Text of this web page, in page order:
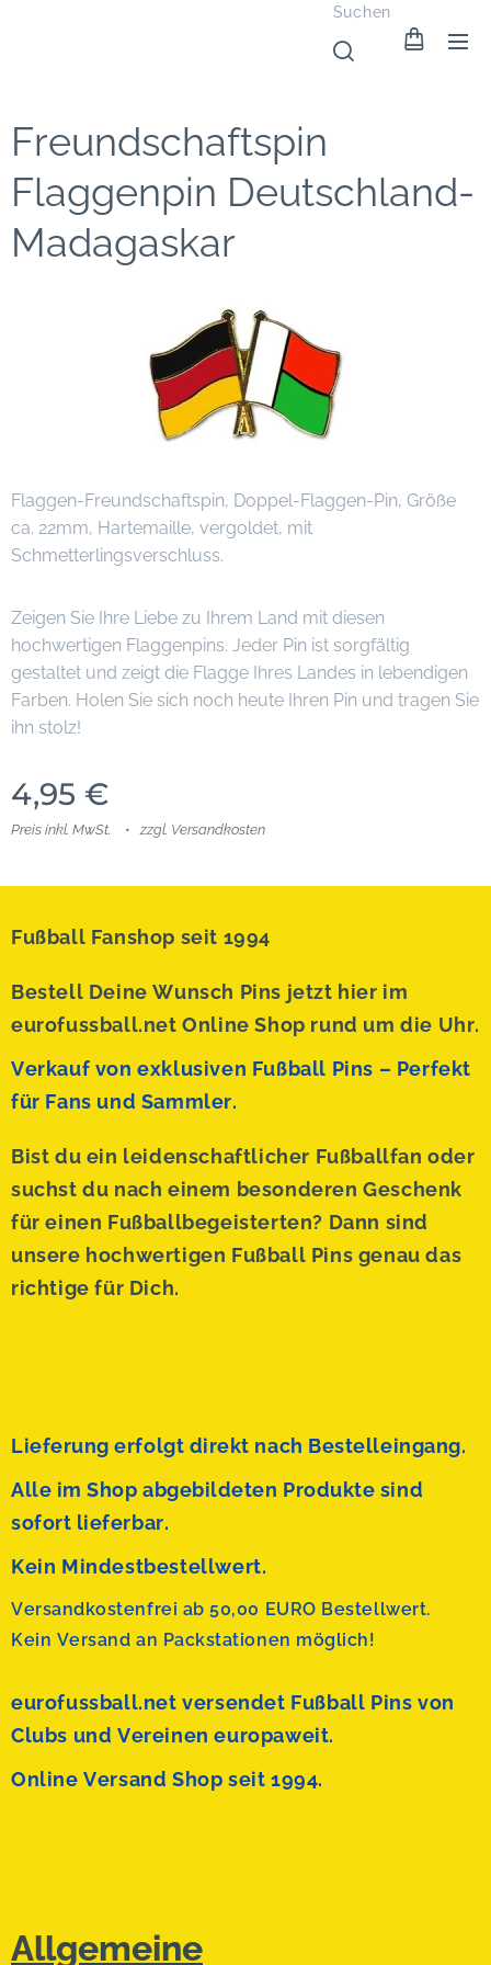
Suchen
Freundschaftspin
Flaggenpin Deutschland-
Madagaskar
Flaggen-Freundschaftspin, Doppel-Flaggen-Pin, Größe
ca. 22mm, Hartemaille, vergoldet, mit
Schmetterlingsverschluss.
Zeigen Sie Ihre Liebe zu Ihrem Land mit diesen
hochwertigen Flaggenpins. Jeder Pin ist sorgfältig
gestaltet und zeigt die Flagge Ihres Landes in lebendigen
Farben. Holen Sie sich noch heute Ihren Pin und tragen Sie
ihn stolz!
4,95 €
Preis inkl. MwSt. zzgl. Versandkosten
Fußball Fanshop seit 1994
Bestell Deine Wunsch Pins jetzt hier im
eurofussball.net Online Shop rund um die Uhr.
Verkauf von exklusiven Fußball Pins – Perfekt
für Fans und Sammler.
Bist du ein leidenschaftlicher Fußballfan oder
suchst du nach einem besonderen Geschenk
für einen Fußballbegeisterten? Dann sind
unsere hochwertigen Fußball Pins genau das
richtige für Dich.
Lieferung erfolgt direkt nach Bestelleingang.
Alle im Shop abgebildeten Produkte sind
sofort lieferbar.
Kein Mindestbestellwert.
Versandkostenfrei ab 50,00 EURO Bestellwert.
Kein Versand an Packstationen möglich!
eurofussball.net versendet Fußball Pins von
Clubs und Vereinen europaweit.
Online Versand Shop seit 1994.
Allgemeine